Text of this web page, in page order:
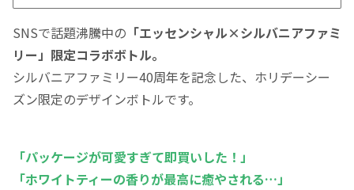
SNSで話題沸騰中の 「エッセンシャル×シルバニアファミ
リー」限定コラボボトル。
シルバニアファミリー40周年を記念した、ホリデーシー
ズン限定のデザインボトルです。
「パッケージが可愛すぎて即買いした！」
「ホワイトティーの香りが最高に癒やされる…」